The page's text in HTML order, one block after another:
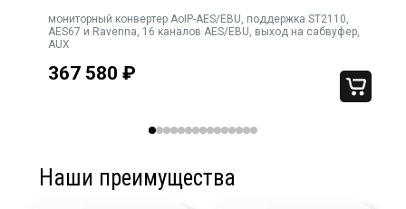
напрямую к системам стереомониторинга (с сабвуфером или
без), обеспечивая управление мониторами, а также
высококачественные АЦП и ЦАП для мониторов и наушников.
мониторный конвертер AoIP-AES/EBU, поддержка ST2110,
AES67 и Ravenna, 16 каналов AES/EBU, выход на сабвуфер,
AUX
367 580 ₽
Наши преимущества